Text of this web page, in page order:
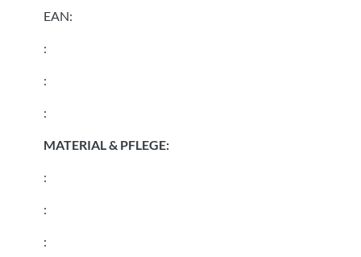
EAN:
:
:
:
MATERIAL & PFLEGE:
:
:
: